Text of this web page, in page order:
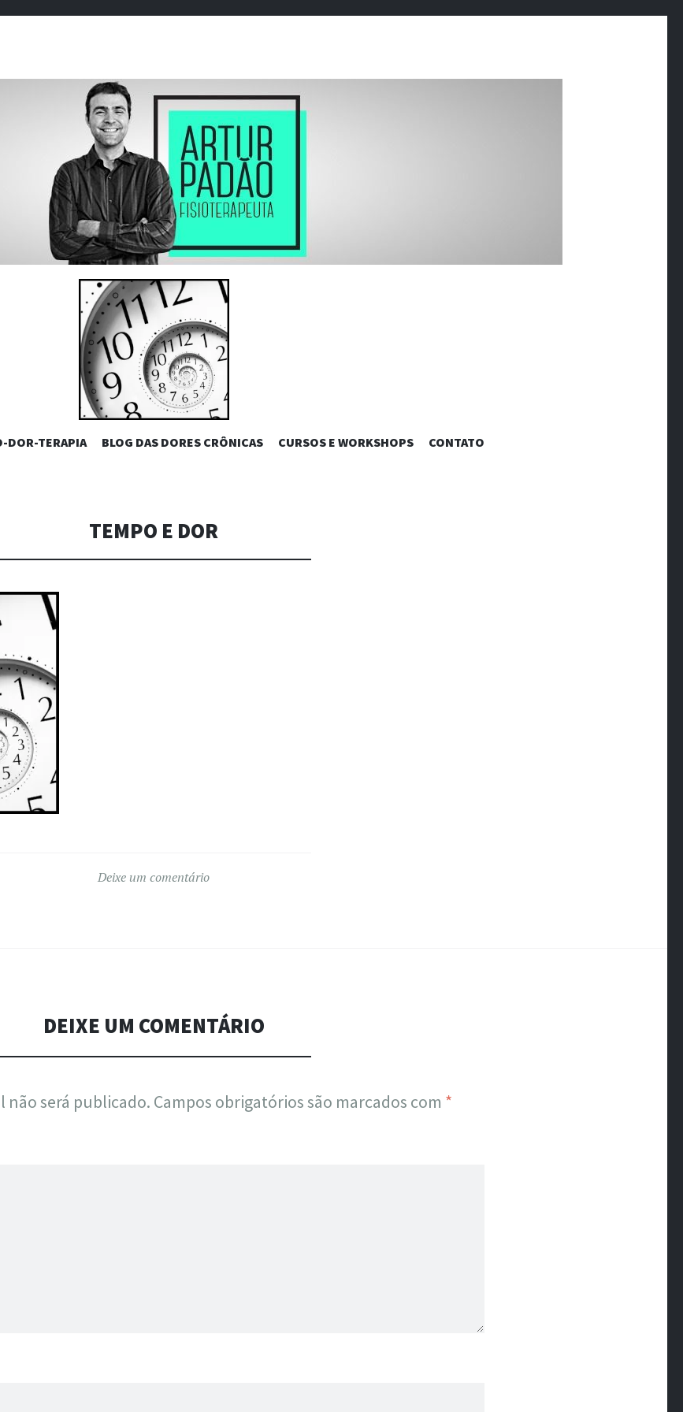
DORES CRÔNICAS |
ARTUR PADÃO
PULAR
DOR-TERAPIA BLOG DAS DORES CRÔNICAS CURSOS E WORKSHOPS CONTATO
TEMPO E DOR
Deixe um comentário
DEIXE UM COMENTÁRIO
não será publicado. Campos obrigatórios são marcados com *